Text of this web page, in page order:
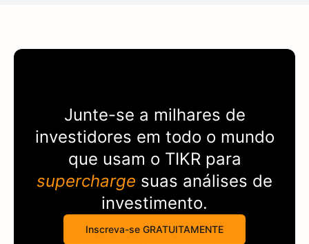
Junte-se a milhares de
investidores em todo o mundo
que usam o TIKR para
supercharge suas análises de
investimento.
Inscreva-se GRATUITAMENTE